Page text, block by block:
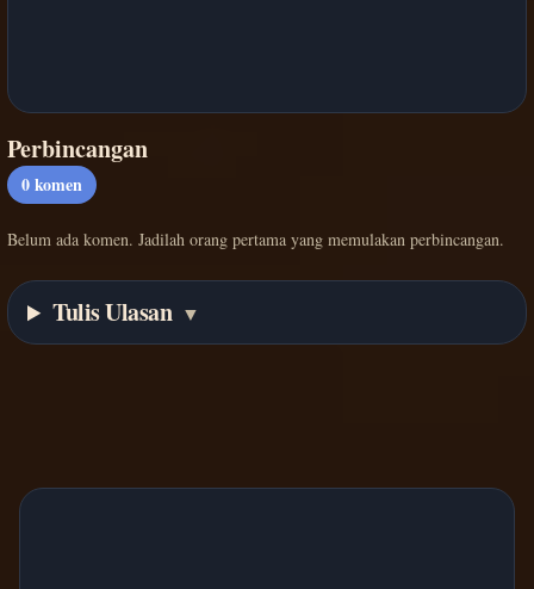
Perbincangan
0komen
Belum ada komen. Jadilah orang pertama yang memulakan perbincangan.
Tulis Ulasan ▼